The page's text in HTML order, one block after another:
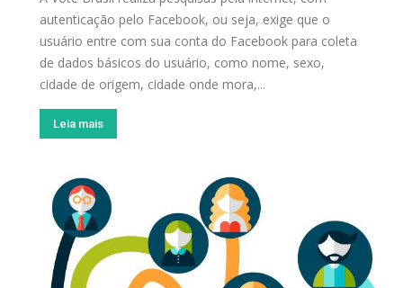
autenticação pelo Facebook, ou seja, exige que o
usuário entre com sua conta do Facebook para coleta
de dados básicos do usuário, como nome, sexo,
cidade de origem, cidade onde mora,...
Leia mais